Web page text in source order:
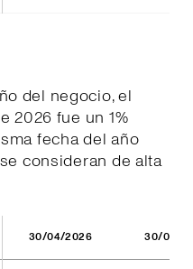
del negocio, el
2026 fue un 1%
fecha del año
consideran de alta
30/04/2026 30/04/